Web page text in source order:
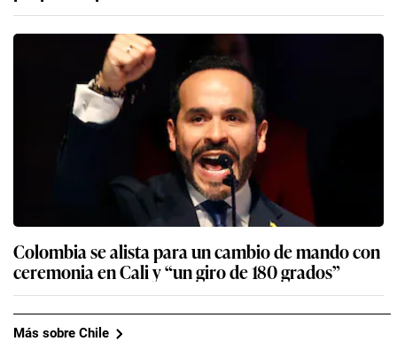
Colombia se alista para un cambio de mando con
ceremonia en Cali y “un giro de 180 grados”
Más sobre Chile